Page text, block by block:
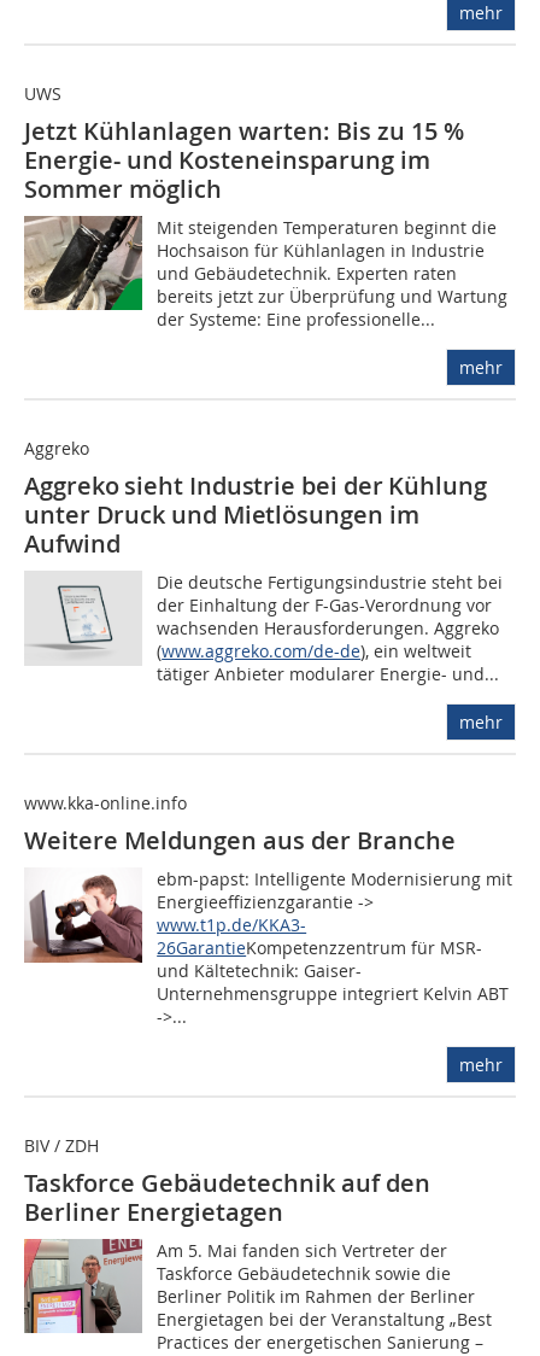
mehr
UWS
Jetzt Kühlanlagen warten: Bis zu 15 %
Energie- und Kosteneinsparung im
Sommer möglich
Mit steigenden Temperaturen beginnt die
Hochsaison für Kühlanlagen in Industrie
und Gebäudetechnik. Experten raten
bereits jetzt zur Überprüfung und Wartung
der Systeme: Eine professionelle...
mehr
Aggreko
Aggreko sieht Industrie bei der Kühlung
unter Druck und Mietlösungen im
Aufwind
Die deutsche Fertigungsindustrie steht bei
der Einhaltung der F-Gas-Verordnung vor
wachsenden Herausforderungen. Aggreko
(www.aggreko.com/de-de), ein weltweit
tätiger Anbieter modularer Energie- und...
mehr
www.kka-online.info
Weitere Meldungen aus der Branche
ebm-papst: Intelligente Modernisierung mit
Energieeffizienzgarantie ->
www.t1p.de/KKA3-
26GarantieKompetenzzentrum für MSR-
und Kältetechnik: Gaiser-
Unternehmensgruppe integriert Kelvin ABT
->...
mehr
BIV / ZDH
Taskforce Gebäudetechnik auf den
Berliner Energietagen
Am 5. Mai fanden sich Vertreter der
Taskforce Gebäudetechnik sowie die
Berliner Politik im Rahmen der Berliner
Energietagen bei der Veranstaltung „Best
Practices der energetischen Sanierung –